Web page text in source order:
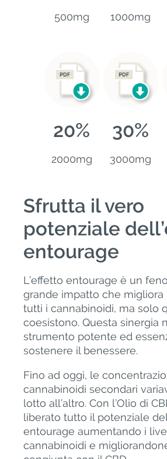
500mg 1000mg
20%
2000mg
30%
3000mg
Sfrutta il vero
potenziale
entourage
L’effetto entourage è un
grande impatto che migliora
tutti i cannabinoidi, ma solo
coesistono. Questa sinergia
strumento potente ed
sostenere il benessere.
Fino ad oggi, le
cannabinoidi secondari
lotto all’altro. Con l’Olio di
liberato tutto il potenziale
entourage aumentando i
cannabinoidi e